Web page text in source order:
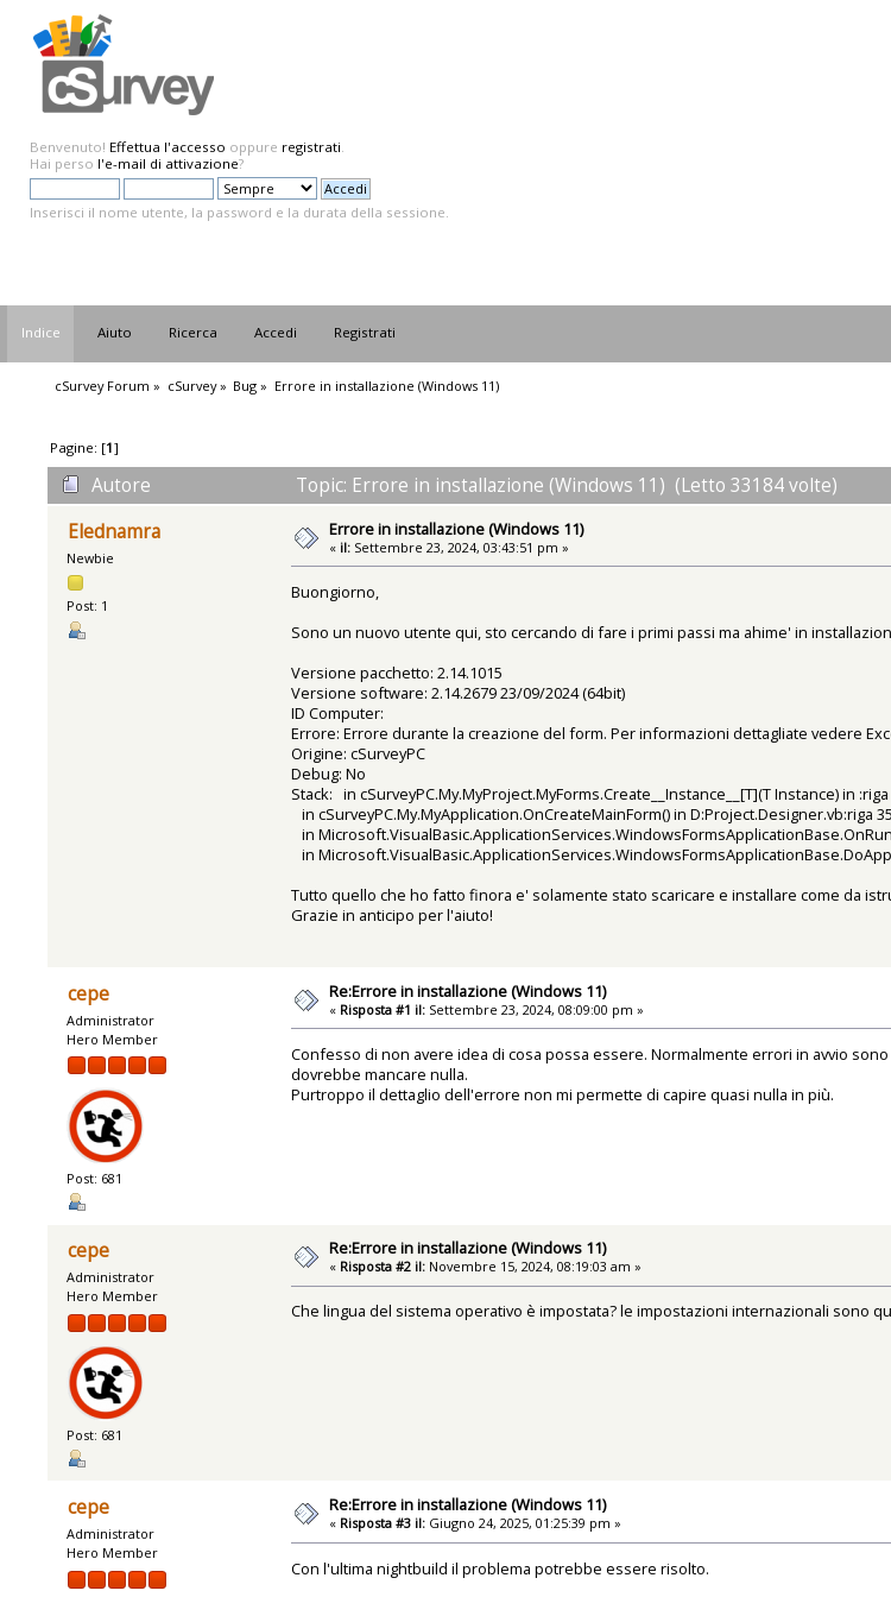
Benvenuto! Effettua l'accesso oppure registrati.
Hai perso l'e-mail di attivazione?
Inserisci il nome utente, la password e la durata della sessione.
Indice Aiuto Ricerca Accedi Registrati
cSurvey Forum » cSurvey» Bug » Errore in installazione (Windows 11)
Pagine: [1]
Autore
Topic: Errore in installazione (Windows 11) (Letto 33184 volte)
Elednamra
Newbie
Post: 1
Errore in installazione (Windows 11)
« il: Settembre 23, 2024, 03:43:51 pm »
Buongiorno,
Sono un nuovo utente qui, sto cercando di fare i primi passi ma ahime' in
Versione pacchetto: 2.14.1015
Versione software: 2.14.2679 23/09/2024 (64bit)
ID Computer:
Errore: Errore durante la creazione del form. Per informazioni dettagliate vedere
Origine: cSurveyPC
Debug: No
Stack: in cSurveyPC.My.MyProject.MyForms.Create__Instance__[T](T Instance) in
in cSurveyPC.My.MyApplication.OnCreateMainForm() in D:Project.Designer.vb:riga 35
in
in
Tutto quello che ho fatto finora e' solamente stato scaricare e installare come da
Grazie in anticipo per l'aiuto!
cepe
Administrator
Hero Member
Post: 681
Re:Errore in installazione (Windows 11)
« Risposta #1 il: Settembre 23, 2024, 08:09:00 pm »
Confesso di non avere idea di cosa possa essere. Normalmente errori in avvio
dovrebbe mancare nulla.
Purtroppo il dettaglio dell'errore non mi permette di capire quasi nulla in più.
cepe
Administrator
Hero Member
Post: 681
Re:Errore in installazione (Windows 11)
« Risposta #2 il: Novembre 15, 2024, 08:19:03 am »
Che lingua del sistema operativo è impostata? le impostazioni internazionali sono
cepe
Administrator
Hero Member
Re:Errore in installazione (Windows 11)
« Risposta #3 il: Giugno 24, 2025, 01:25:39 pm »
Con l'ultima nightbuild il problema potrebbe essere risolto.